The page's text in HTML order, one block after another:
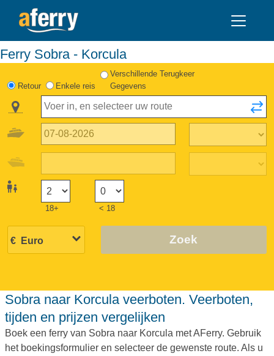
Ferry Sobra - Korcula
Retour Enkele reis
Verschillende Terugkeer
Gegevens
18+ < 18
Zoek
Sobra naar Korcula veerboten. Veerboten,
tijden en prijzen vergelijken
Boek een ferry van Sobra naar Korcula met AFerry. Gebruik
het boekingsformulier en selecteer de gewenste route. Als u